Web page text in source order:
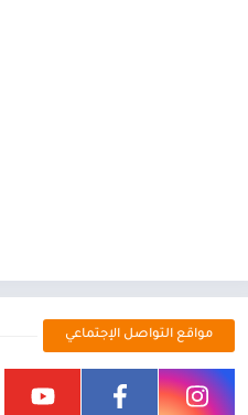
مواقع التواصل الإجتماعي